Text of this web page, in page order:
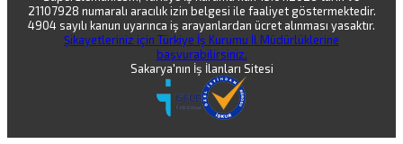
21107928 numaralı aracılık izin belgesi ile faaliyet göstermektedir.
4904 sayılı kanun uyarınca iş arayanlardan ücret alınması yasaktır.
Şikayetleriniz için Türkiye İş Kurumu İl Müdürlüklerine
başvurabilirsiniz.
Sakarya'nın İş İlanları Sitesi